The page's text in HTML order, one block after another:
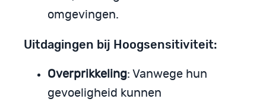
omgevingen.
Uitdagingen bij Hoogsensitiviteit:
Overprikkeling: Vanwege hun
gevoeligheid kunnen